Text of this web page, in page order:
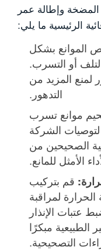
وإطالة عمر
الرئيسية ما يلي:
الموانع بشكل
أو التسرب.
لمنع المزيد من
التدهور.
موانع تسرب
الشركة
الصحيحين من
الأمثل للمانع.
قم بتركيب
لمراقبة
عتبات الإنذار
الطبيعية مبكرًا
التصحيحية.